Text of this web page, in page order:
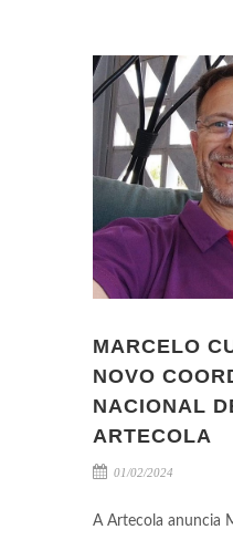
MARCELO
NOVO
NACIONAL
ARTECOLA
01/02/2024
A Artecola anuncia